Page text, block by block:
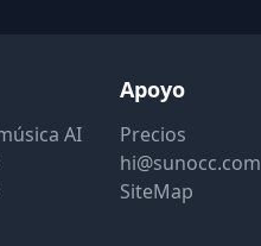
AI
Apoyo
Precios
hi@sunocc.com
SiteMap